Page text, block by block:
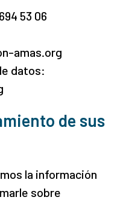
53 06
amas.org
datos:
de sus
la información
sobre